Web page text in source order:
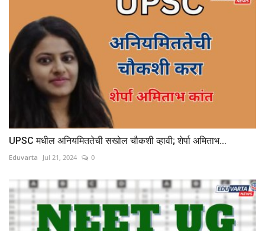
UPSC मधील अनियमिततेची सखोल चौकशी व्हावी; शेर्पा अमिताभ...
Eduvarta Jul 21, 2024 0